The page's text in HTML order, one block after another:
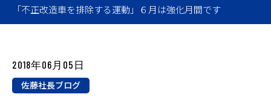
「不正改造車を排除する運動」６月は強化月間です
2018年06月05日
佐藤社長ブログ